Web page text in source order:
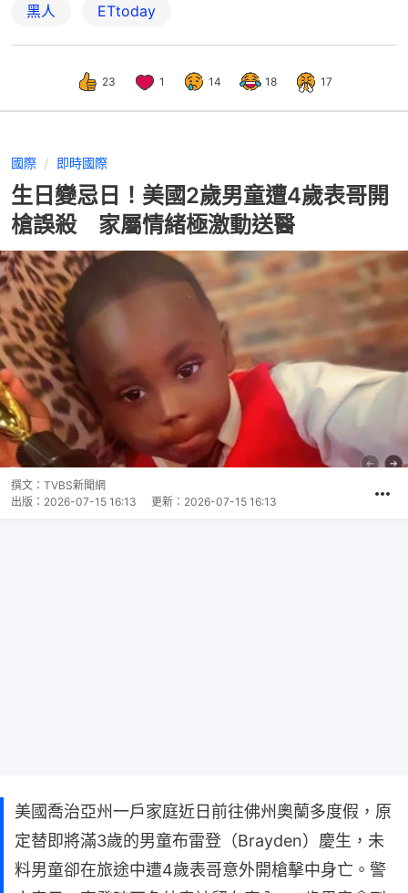
黑人 ETtoday
23 1 14 18 17
國際 即時國際
生日變忌日！美國2歲男童遭4歲表哥開
槍誤殺 家屬情緒極激動送醫
撰文： TVBS新聞網
出版： 2026-07-15 16:13 更新： 2026-07-15 16:13
美國喬治亞州一戶家庭近日前往佛州奧蘭多度假，原
定替即將滿3歲的男童布雷登（Brayden）慶生，未
料男童卻在旅途中遭4歲表哥意外開槍擊中身亡。警